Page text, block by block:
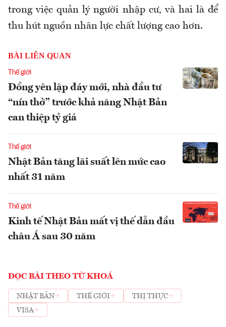
trong việc quản lý người nhập cư, và hai là để
thu hút nguồn nhân lực chất lượng cao hơn.
BÀI LIÊN QUAN
Thế giới
Đồng yên lập đáy mới, nhà đầu tư
“nín thở” trước khả năng Nhật Bản
can thiệp tỷ giá
Thế giới
Nhật Bản tăng lãi suất lên mức cao
nhất 31 năm
Thế giới
Kinh tế Nhật Bản mất vị thế dẫn đầu
châu Á sau 30 năm
ĐỌC BÀI THEO TỪ KHOÁ
NHẬT BẢN THẾ GIỚI
THỊ THỰC
VISA